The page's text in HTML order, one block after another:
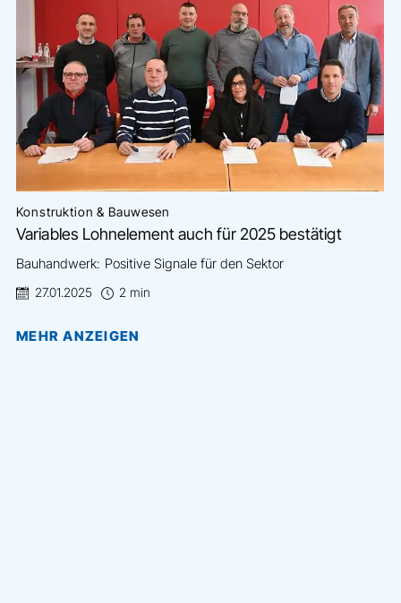
Konstruktion & Bauwesen
Variables Lohnelement auch für 2025 bestätigt
Bauhandwerk: Positive Signale für den Sektor
27.01.2025 2 min
MEHR ANZEIGEN